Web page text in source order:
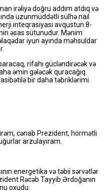
irəliyə doğru addım atdıq və
uzunmüddətli sülhə nail
inteqrasiyası avqustun 8-
əsas sütunudur. Mənim
iyun ayında məhsuldar
rifahı gücləndirəcək və
əmin gələcək quracağıq.
bir daha təbriklərimi
cənab Prezident, hörmətli
arzulayıram.
energetika və təbii sərvətlər
Rəcəb Tayyib Ərdoğanın
oxudu: